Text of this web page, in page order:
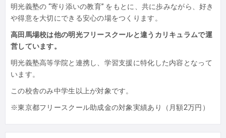
明光義塾の “寄り添いの教育” をもとに、共に歩みながら、好き
や得意を大切にできる安心の場をつくります。
高田馬場校は他の明光フリースクールと違うカリキュラムで運
営しています。
明光義塾高等学院と連携し、学習支援に特化した内容となって
います。
この校舎のみ中学生以上が対象です。
※東京都フリースクール助成金の対象実績あり（月額2万円）